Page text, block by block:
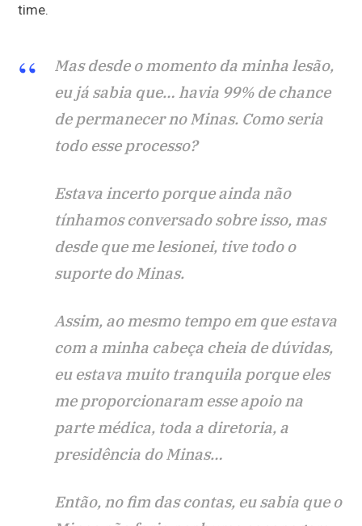
time.
Mas desde o momento da minha lesão,
eu já sabia que… havia 99% de chance
de permanecer no Minas. Como seria
todo esse processo?
Estava incerto porque ainda não
tínhamos conversado sobre isso, mas
desde que me lesionei, tive todo o
suporte do Minas.
Assim, ao mesmo tempo em que estava
com a minha cabeça cheia de dúvidas,
eu estava muito tranquila porque eles
me proporcionaram esse apoio na
parte médica, toda a diretoria, a
presidência do Minas…
Então, no fim das contas, eu sabia que o